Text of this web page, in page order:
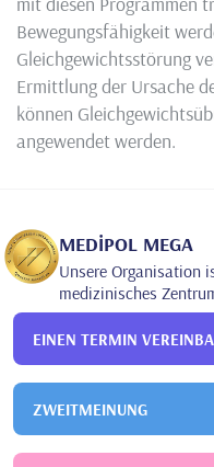
Bewegungsfähigkeit
Gleichgewichtsstörung
Ermittlung der Ursache
können
angewendet werden.
MEDİPOL MEGA
Unsere Organisation
medizinisches
EINEN TERMIN
ZWEITMEINUNG